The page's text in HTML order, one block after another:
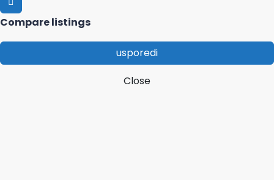
Compare listings
usporedi
Close